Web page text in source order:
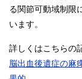
る関節可動域制限
います。
詳しくはこちらの
脳出血後遺症の麻